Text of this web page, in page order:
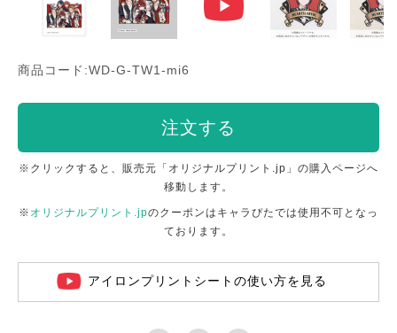
商品コード:WD-G-TW1-mi6
注文する
※クリックすると、販売元「オリジナルプリント.jp」の購入ページへ
移動します。
※ オリジナルプリント.jpのクーポンはキャラぴたでは使用不可となっ
ております。
アイロンプリントシートの使い方を見る